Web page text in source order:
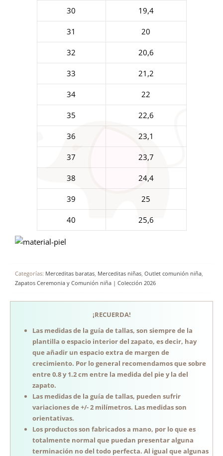
30 19,4
31 20
32 20,6
33 21,2
34 22
35 22,6
36 23,1
37 23,7
38 24,4
39 25
40 25,6
Categorías: Merceditas baratas Merceditas niñas Outlet comunión niña
Zapatos Ceremonia y Comunión niña | Colección 2026
¡RECUERDA!
Las medidas de la guía de tallas, son siempre de la
plantilla o espacio interior del zapato, es decir, hay
que añadir un espacio extra de margen de
crecimiento. Por lo general recomendamos que sobre
entre 0.8 y 1.2 cm entre la medida del pie y la del
zapato.
Las medidas de la guía de tallas, pueden sufrir
variaciones de +/- 2 milímetros. Las medidas son
orientativas.
Los productos son fabricados a mano, por lo que es
totalmente normal que puedan presentar alguna
terminación no del todo perfecta. Al igual que algunas